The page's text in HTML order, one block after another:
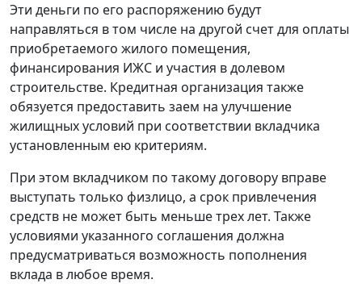
Эти деньги по его распоряжению будут
направляться в том числе на другой счет для оплаты
приобретаемого жилого помещения,
финансирования ИЖС и участия в долевом
строительстве. Кредитная организация также
обязуется предоставить заем на улучшение
жилищных условий при соответствии вкладчика
установленным ею критериям.
При этом вкладчиком по такому договору вправе
выступать только физлицо, а срок привлечения
средств не может быть меньше трех лет. Также
условиями указанного соглашения должна
предусматриваться возможность пополнения
вклада в любое время.